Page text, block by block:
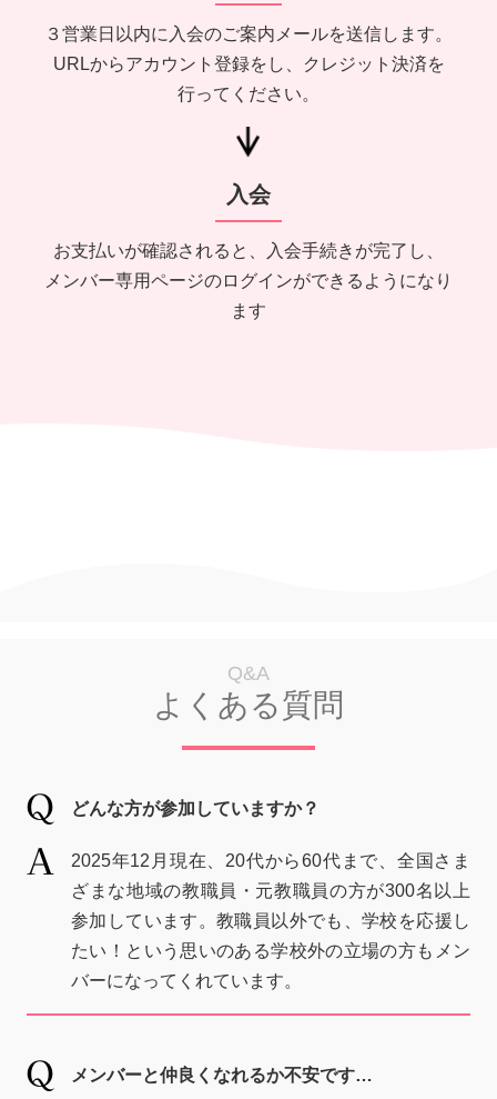
３営業日以内に入会のご案内メールを送信します。
URLからアカウント登録をし、クレジット決済を
行ってください。
入会
お支払いが確認されると、入会手続きが完了し、
メンバー専用ページのログインができるようになり
ます
Q&A
よくある質問
どんな方が参加していますか？
2025年12月現在、20代から60代まで、全国さま
ざまな地域の教職員・元教職員の方が300名以上
参加しています。教職員以外でも、学校を応援し
たい！という思いのある学校外の立場の方もメン
バーになってくれています。
メンバーと仲良くなれるか不安です…